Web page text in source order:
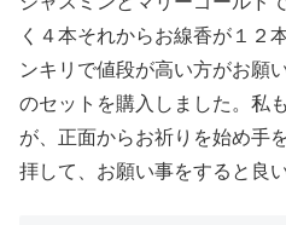
く４本それからお線香が１２
ンキリで値段が高い方がお願
のセットを購入しました。私
が、正面からお祈りを始め手
拝して、お願い事をすると良